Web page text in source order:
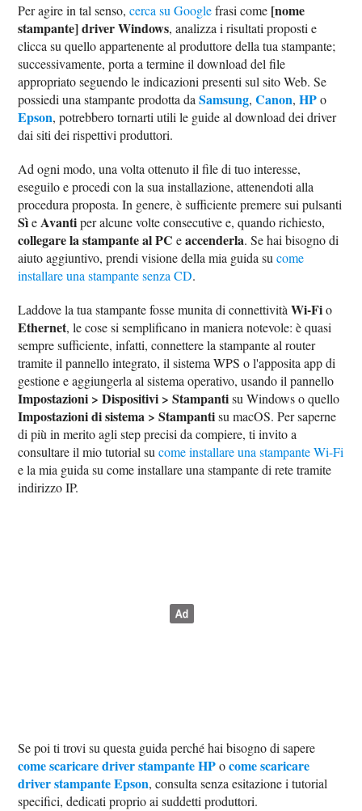
Per agire in tal senso,cerca su Googlefrasi come [nome
stampante] driver Windows, analizza i risultati proposti e
clicca su quello appartenente al produttore della tua stampante;
successivamente, porta a termine il download del file
appropriato seguendo le indicazioni presenti sul sito Web. Se
possiedi una stampante prodotta daSamsung,Canon,HPo
Epson, potrebbero tornarti utili le guide al download dei driver
dai siti dei rispettivi produttori.
Ad ogni modo, una volta ottenuto il file di tuo interesse,
eseguilo e procedi con la sua installazione, attenendoti alla
procedura proposta. In genere, è sufficiente premere sui pulsanti
Sìe Avantiper alcune volte consecutive e, quando richiesto,
collegare la stampante al PC eaccenderla. Se hai bisogno di
aiuto aggiuntivo, prendi visione della mia guida sucome
installare una stampante senza CD.
Laddove la tua stampante fosse munita di connettivitàWi-Fio
Ethernet, le cose si semplificano in maniera notevole: è quasi
sempre sufficiente, infatti, connettere la stampante al router
tramite il pannello integrato, il sistema WPS o l'apposita app di
gestione e aggiungerla al sistema operativo, usando il pannello
Impostazioni > Dispositivi > Stampantisu Windows o quello
Impostazioni di sistema > Stampantisu macOS. Per saperne
di più in merito agli step precisi da compiere, ti invito a
consultare il mio tutorial sucome installare una stampante Wi-Fi
e la mia guida su come installare una stampante di rete tramite
indirizzo IP.
Se poi ti trovi su questa guida perché hai bisogno di sapere
come scaricare driver stampante HPocome scaricare
driver stampante Epson, consulta senza esitazione i tutorial
specifici, dedicati proprio ai suddetti produttori.